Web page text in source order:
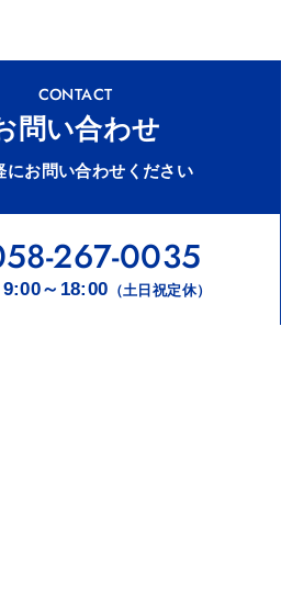
CONTACT
問い合わせ
にお問い合わせください
267-0035
9:00～18:00 （土日祝定休）